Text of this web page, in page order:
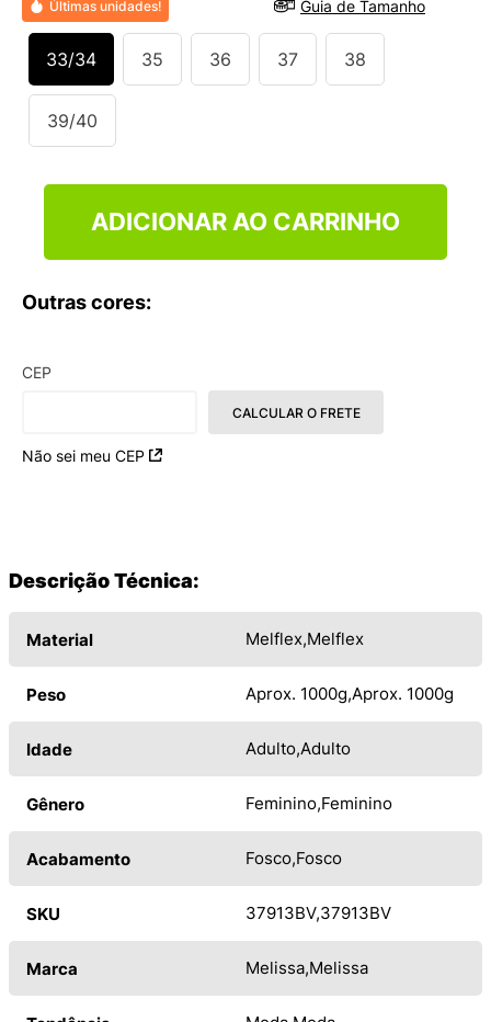
Últimas unidades! Guia de Tamanho
33/34 35 36 37 38
39/40
ADICIONAR AO CARRINHO
Outras cores:
CEP
Não sei meu CEP
CALCULAR O FRETE
Descrição Técnica:
Material Melflex Melflex
Peso Aprox. 1000g Aprox. 1000g
Idade Adulto Adulto
Gênero Feminino Feminino
Acabamento Fosco Fosco
SKU 37913BV 37913BV
Marca Melissa Melissa
9 º
NEW 530
10º VEJA COUNTRY